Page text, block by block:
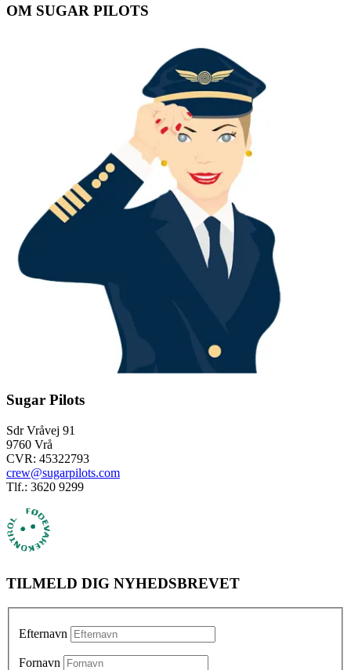
OM SUGAR PILOTS
Sugar Pilots
Sdr Vråvej 91
9760 Vrå
CVR: 45322793
crew@sugarpilots.com
Tlf.: 3620 9299
TILMELD DIG NYHEDSBREVET
Efternavn
Fornavn